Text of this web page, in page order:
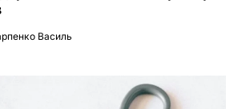
Василь